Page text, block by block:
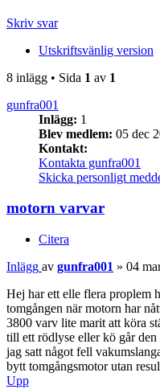
Skriv svar
Utskriftsvänlig version
8 inlägg • Sida 1 av 1
gunfra001
Inlägg: 1
Blev medlem: 05 dec
Kontakt:
Kontakta gunfra001
Skicka personligt
motorn varvar
Citera
Inlägg av gunfra001 » 04
Hej har ett elle flera proplem
tomgången när motorn har
3800 varv lite marit att köra
till ett rödlyse eller kö går
jag satt något fell
bytt tomgångsmotor utan
Upp